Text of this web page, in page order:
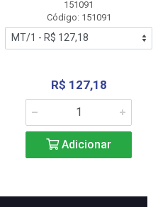
151091
Código: 151091
R$ 127,18
Adicionar